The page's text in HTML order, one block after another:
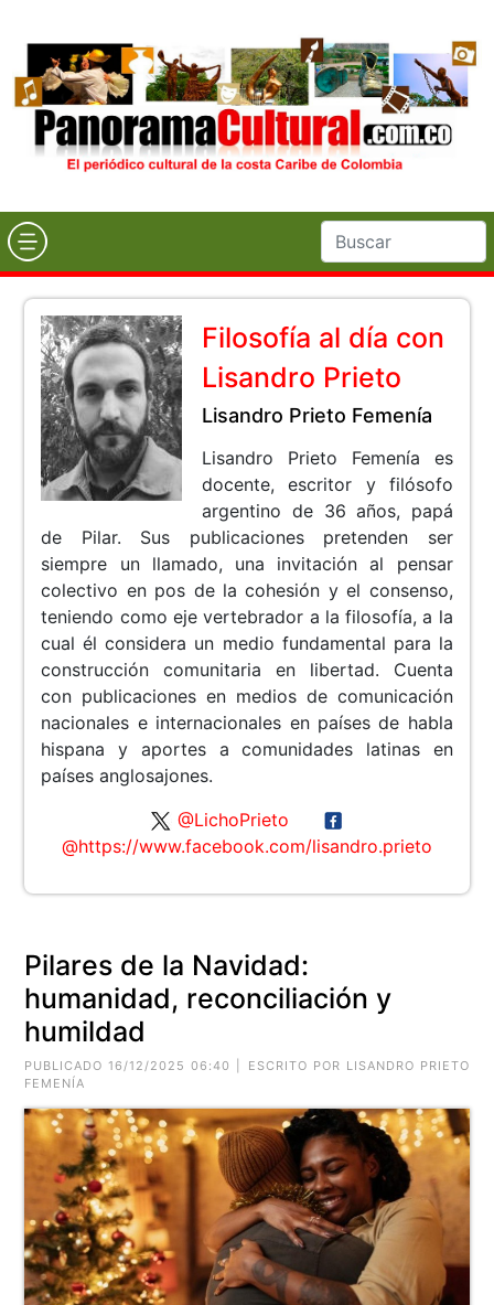
Filosofía al día con
Lisandro Prieto
Lisandro Prieto Femenía
Lisandro Prieto Femenía es
docente, escritor y filósofo
argentino de 36 años, papá
de Pilar. Sus publicaciones pretenden ser
siempre un llamado, una invitación al pensar
colectivo en pos de la cohesión y el consenso,
teniendo como eje vertebrador a la filosofía, a la
cual él considera un medio fundamental para la
construcción comunitaria en libertad. Cuenta
con publicaciones en medios de comunicación
nacionales e internacionales en países de habla
hispana y aportes a comunidades latinas en
países anglosajones.
@LichoPrieto
@https://www.facebook.com/lisandro.prieto
Pilares de la Navidad:
humanidad, reconciliación y
humildad
PUBLICADO 16/12/2025 06:40 | ESCRITO POR LISANDRO PRIETO
FEMENÍA